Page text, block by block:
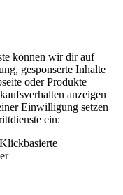
können wir dir auf
gesponserte Inhalte
oder Produkte
anzeigen
Einwilligung setzen
ein: